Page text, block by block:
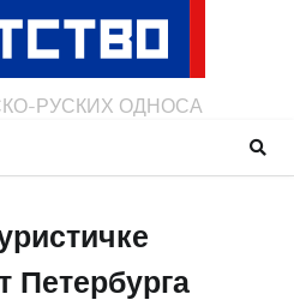
РУСКИХ ОДНОСА
Петербурга